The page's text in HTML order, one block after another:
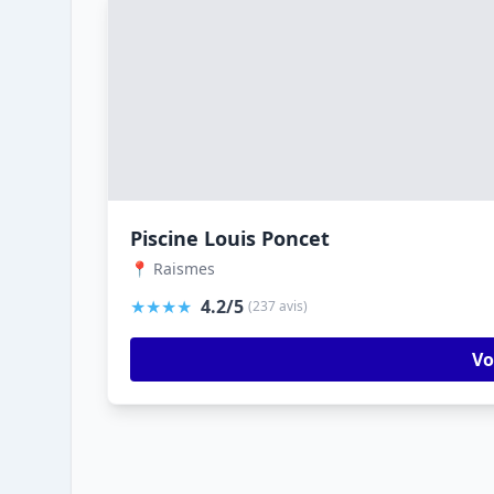
Piscine Louis Poncet
📍 Raismes
★★★★ 4.2/5 (237 avis)